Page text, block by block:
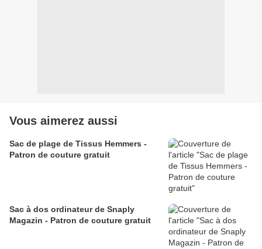
Vous aimerez aussi
Sac de plage de Tissus Hemmers -
Patron de couture gratuit
Sac à dos ordinateur de Snaply
Magazin - Patron de couture gratuit